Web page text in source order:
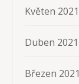
Květen 2021
Duben 2021
Březen 2021